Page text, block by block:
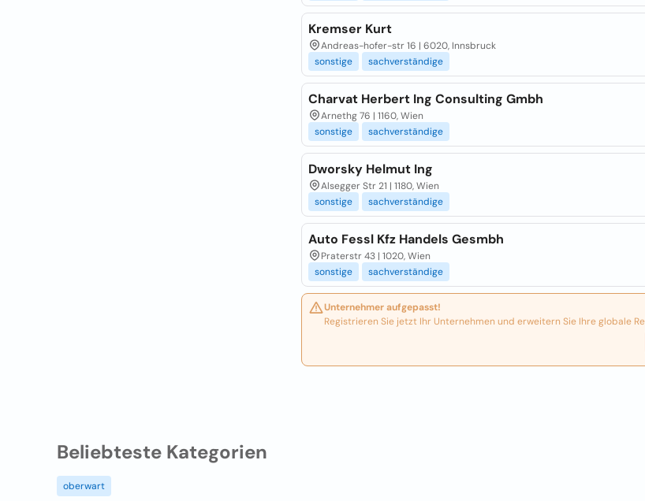
Kremser Kurt
Andreas-hofer-str 16 | 6020, Innsbruck
sonstige
sachverständige
Charvat Herbert Ing Consulting Gmbh
Arnethg 76 | 1160, Wien
sonstige
sachverständige
Dworsky Helmut Ing
Alsegger Str 21 | 1180, Wien
sonstige
sachverständige
Auto Fessl Kfz Handels Gesmbh
Praterstr 43 | 1020, Wien
sonstige
sachverständige
Unternehmer aufgepasst!
Registrieren Sie jetzt Ihr Unternehmen und erweitern Sie Ihre globale
Beliebteste Kategorien
oberwart